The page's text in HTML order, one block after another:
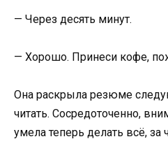
— Через десять минут.
— Хорошо. Принеси кофе,
Она раскрыла резюме
читать. Сосредоточенно,
умела теперь делать всё, за